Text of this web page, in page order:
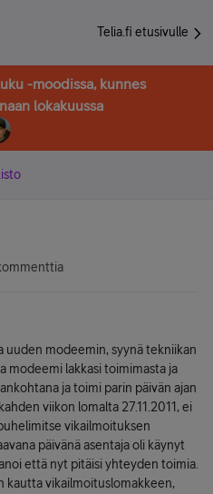
Telia.fi etusivulle
-moodissa, kunnes
lokakuussa
uuden modeemin, syynä tekniikan
modeemi lakkasi toimimasta ja
ja toimi parin päivän ajan
viikon lomalta 27.11.2011, ei
vikailmoituksen
päivänä asentaja oli käynyt
että nyt pitäisi yhteyden toimia.
kautta vikailmoituslomakkeen,